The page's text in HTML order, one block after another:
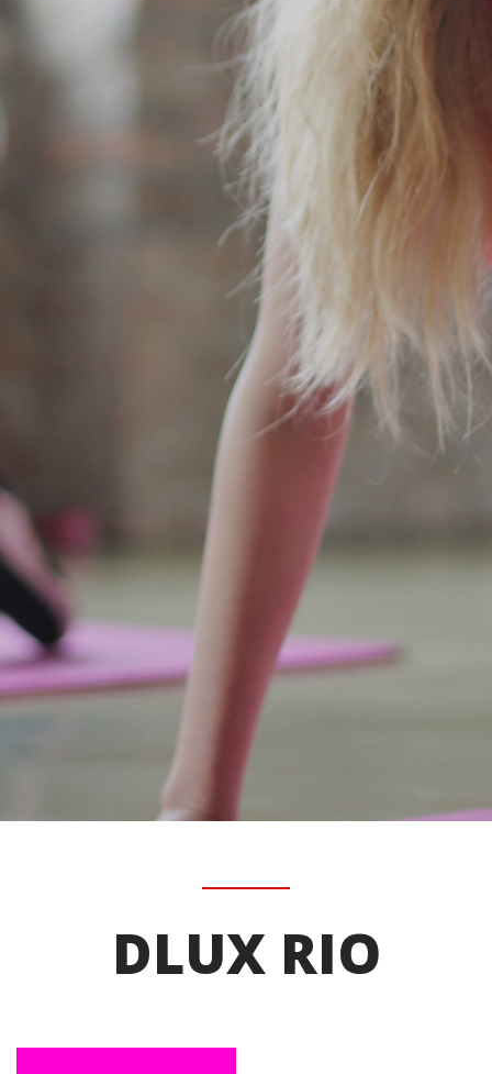
DLUX RIO